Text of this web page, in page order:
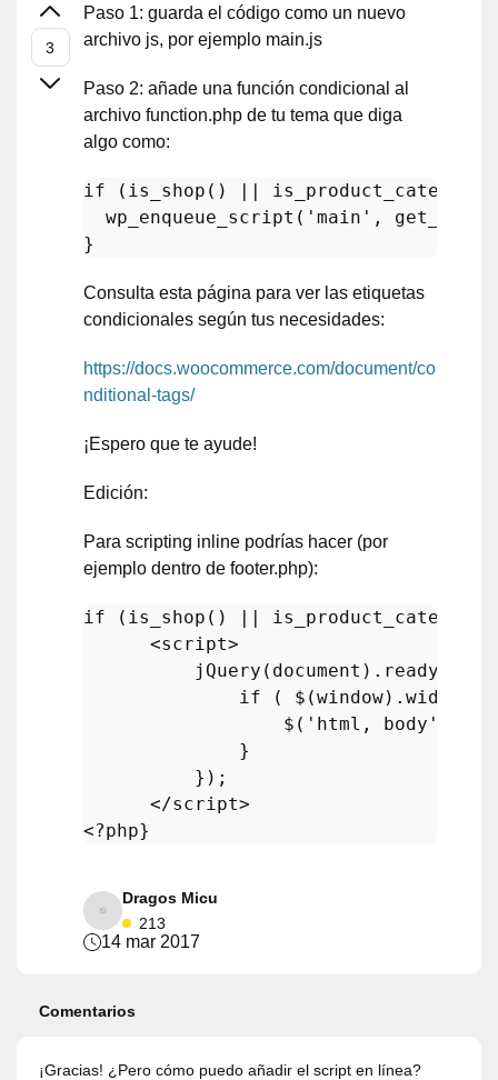
Paso 1: guarda el código como un nuevo
archivo js, por ejemplo main.js
Paso 2: añade una función condicional al
archivo function.php de tu tema que diga
algo como:
if ( is_shop () || is_product_category
wp_enqueue_script ( 'main' ,
Consulta esta página para ver las etiquetas
condicionales según tus necesidades:
https://docs.woocommerce.com/document/co
nditional-tags/
¡Espero que te ayude!
Edición:
Para scripting inline podrías hacer (por
ejemplo dentro de footer.php):
if ( is_shop () || is_product_category
      <script>
jQuery (document). ready
if ( $(window). width
                  $(
'html, body'
              }
          });
<?php
Dragos Micu
213
14 mar 2017
Comentarios
¡Gracias! ¿Pero cómo puedo añadir el script en línea?